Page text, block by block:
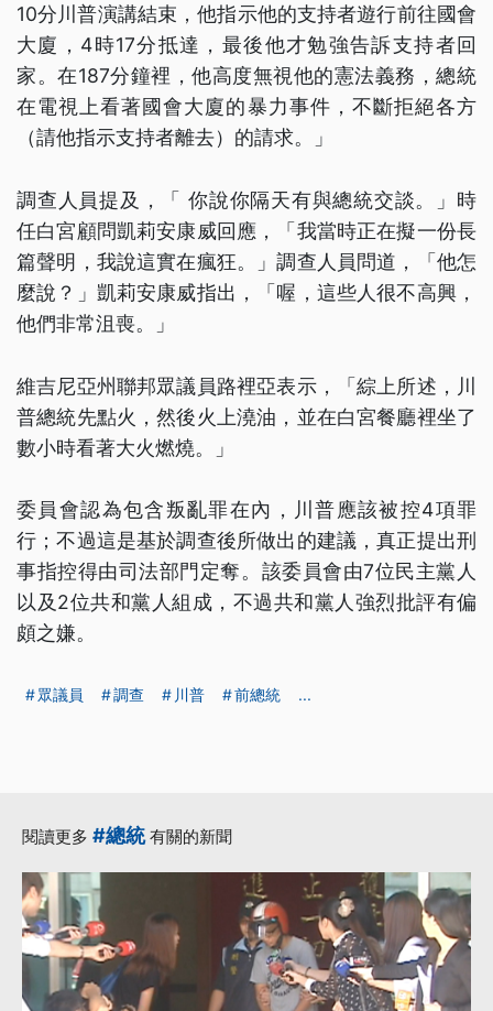
10分川普演講結束，他指示他的支持者遊行前往國會
大廈，4時17分抵達，最後他才勉強告訴支持者回
家。在187分鐘裡，他高度無視他的憲法義務，總統
在電視上看著國會大廈的暴力事件，不斷拒絕各方
（請他指示支持者離去）的請求。」
調查人員提及，「 你說你隔天有與總統交談。」時
任白宮顧問凱莉安康威回應，「我當時正在擬一份長
篇聲明，我說這實在瘋狂。」調查人員問道，「他怎
麼說？」凱莉安康威指出，「喔，這些人很不高興，
他們非常沮喪。」
維吉尼亞州聯邦眾議員路裡亞表示，「綜上所述，川
普總統先點火，然後火上澆油，並在白宮餐廳裡坐了
數小時看著大火燃燒。」
委員會認為包含叛亂罪在內，川普應該被控4項罪
行；不過這是基於調查後所做出的建議，真正提出刑
事指控得由司法部門定奪。該委員會由7位民主黨人
以及2位共和黨人組成，不過共和黨人強烈批評有偏
頗之嫌。
眾議員 調查 川普 前總統 ...
閱讀更多 #總統有關的新聞